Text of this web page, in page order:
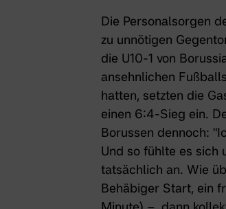
Die Personalsorgen
zu unnötigen
die U10-1 von
ansehnlichen
hatten, setzten die
einen 6:4-Sieg ein.
Borussen dennoch:
Und so fühlte es sich
tatsächlich an. Wie
Behäbiger Start, ein